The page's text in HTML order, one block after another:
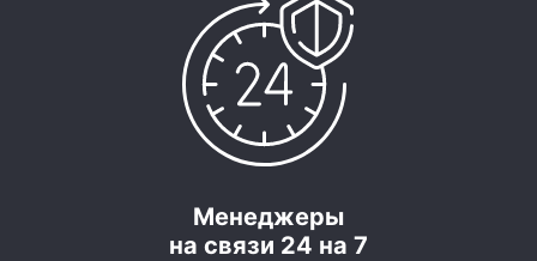
Менеджеры
на связи 24 на 7